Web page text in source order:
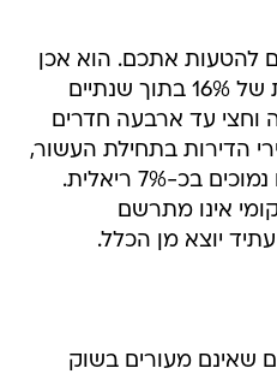
להטעות אתכם. הוא אכן
מראה על עליות מרשימות של 16% בתוך שנתיים
וחצי עד ארבעה חדרים
הדירות בתחילת העשור,
מחירי הדירות בחיפה כיום נמוכים בכ-7% ריאלית.
אינו מתרשם
יוצא מן הכלל.
שאינם מעורים בשוק